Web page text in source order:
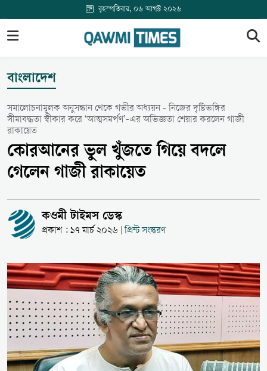
বৃহস্পতিবার, ০৬ আগস্ট ২০২৬
বাংলাদেশ
সমালোচনামূলক অনুসন্ধান থেকে গভীর অধ্যয়ন - নিজের দৃষ্টিভঙ্গির
সীমাবদ্ধতা স্বীকার করে ‘আত্মসমর্পণ’-এর অভিজ্ঞতা শেয়ার করলেন গাজী
রাকায়েত
কোরআনের ভুল খুঁজতে গিয়ে বদলে
গেলেন গাজী রাকায়েত
কওমী টাইমস ডেস্ক
প্রকাশ : ১৭ মার্চ ২০২৬ প্রিন্ট সংস্করণ